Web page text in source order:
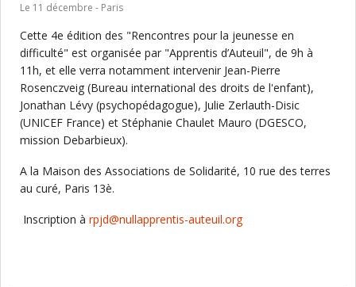
Le 11 décembre - Paris
Cette 4e édition des "Rencontres pour la jeunesse en
difficulté" est organisée par "Apprentis d’Auteuil", de 9h à
11h, et elle verra notamment intervenir Jean-Pierre
Rosenczveig (Bureau international des droits de l'enfant),
Jonathan Lévy (psychopédagogue), Julie Zerlauth-Disic
(UNICEF France) et Stéphanie Chaulet Mauro (DGESCO,
mission Debarbieux).
A la Maison des Associations de Solidarité, 10 rue des terres
au curé, Paris 13è.
Inscription à rpjd@nullapprentis-auteuil.org